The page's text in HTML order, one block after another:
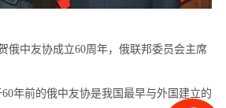
中友协成立60周年，俄联邦委员会主席
前的俄中友协是我国最早与外国建立的